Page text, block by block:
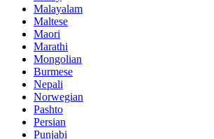
Malayalam
Maltese
Maori
Marathi
Mongolian
Burmese
Nepali
Norwegian
Pashto
Persian
Punjabi